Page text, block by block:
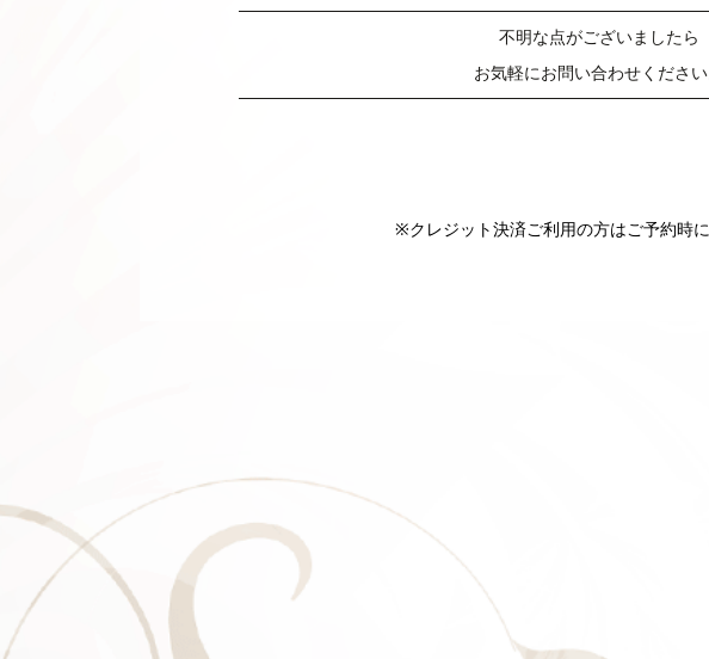
不明な点がございましたら
お気軽にお問い合わせください
※クレジット決済ご利用の方はご予約時